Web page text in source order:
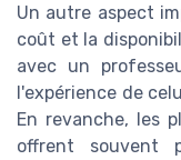
Un autre aspect
coût et la
avec un
l'expérience de
En revanche, les
offrent souvent